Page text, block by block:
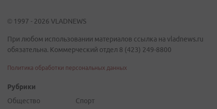
© 1997 - 2026 VLADNEWS
При любом использовании материалов ссылка на vladnews.ru
обязательна. Коммерческий отдел 8 (423) 249-8800
Политика обработки персональных данных
Рубрики
Общество
Спорт